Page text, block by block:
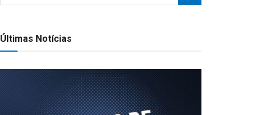
Últimas Notícias